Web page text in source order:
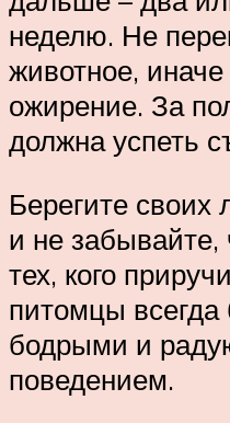
неделю. Не
животное, иначе
ожирение. За
должна успеть
Берегите
и не забывайте,
тех, кого
питомцы
бодрыми и
поведением.